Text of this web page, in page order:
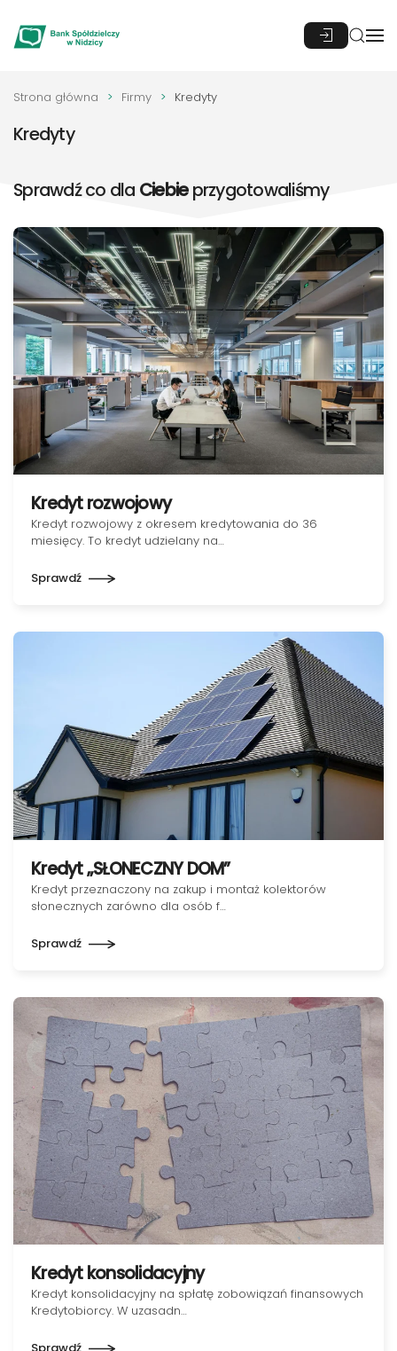
Przejdź do głównej treści
Strona główna Firmy Kredyty
Kredyty
Sprawdź co dla Ciebieprzygotowaliśmy
Kredyt rozwojowy
Kredyt rozwojowy z okresem kredytowania do 36
miesięcy. To kredyt udzielany na…
Sprawdź
Kredyt „SŁONECZNY DOM”
Kredyt przeznaczony na zakup i montaż kolektorów
słonecznych zarówno dla osób f…
Sprawdź
Kredyt konsolidacyjny
Kredyt konsolidacyjny na spłatę zobowiązań finansowych
Kredytobiorcy. W uzasadn…